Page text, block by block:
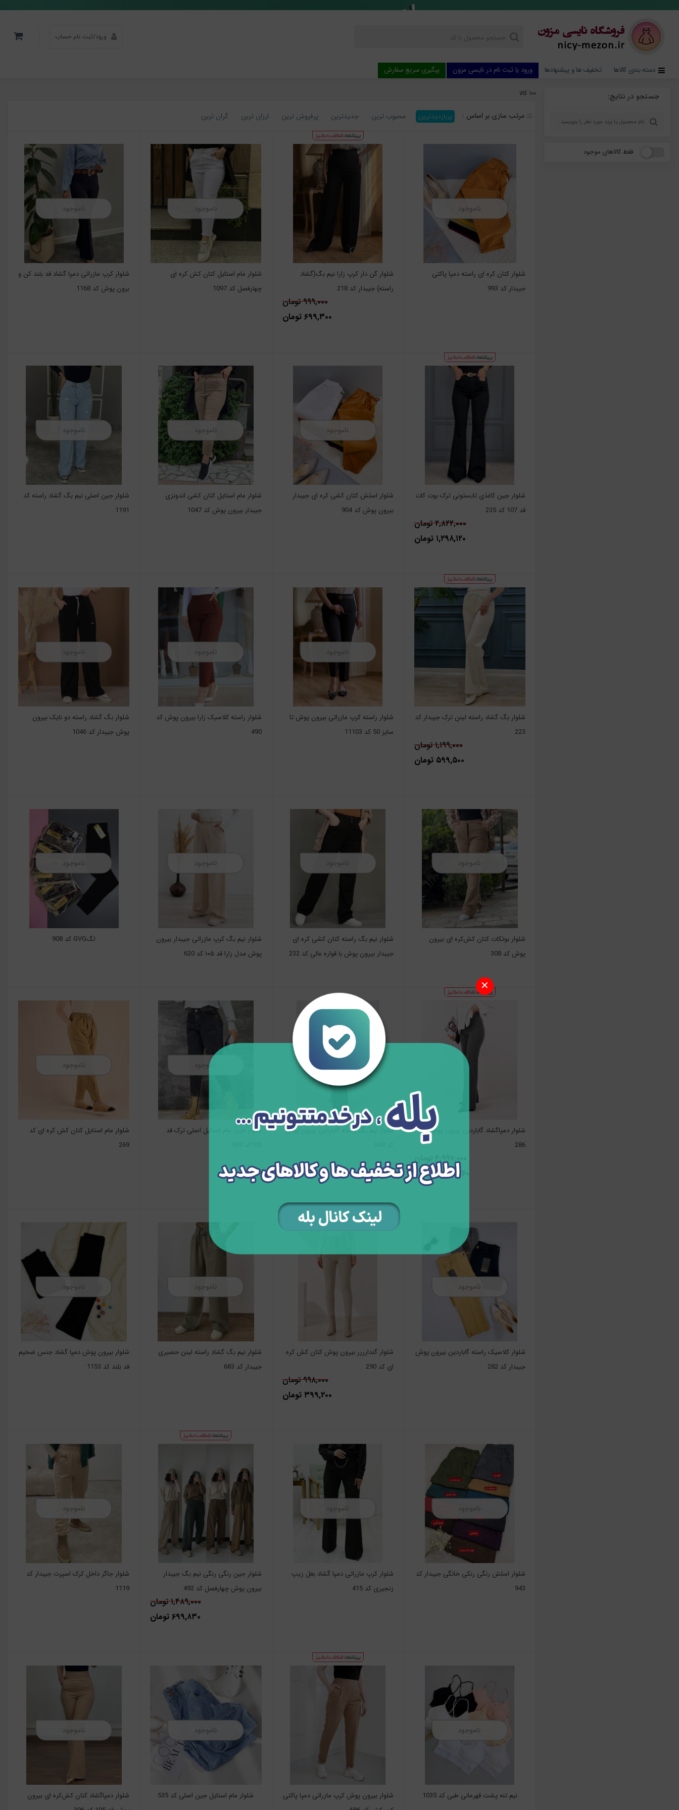
ورود/ثبت نام حساب
دسته بندی کالاها تخفیف ها و پیشنهادها ورود یا ثبت نام در نایسی مزون پیگیری سریع سفارش
جستجو در نتایج:
فقط کالاهای موجود
۱۰۰ کالا
مرتب سازی بر اساس : پربازدیدترین محبوب ترین جدیدترین پرفروش ترین ارزان ترین گران ترین
شلوار کتان کره ای راسته دمپا پاکتی
جیبدار کد 993
ناموجود
شلوار گن دار کرپ زارا نیم بگ(گشاد
راسته) جیبدار کد 218
۹۹۹,۰۰۰ تومان
۶۹۹,۳۰۰ تومان
شلوار مام استایل کتان کش کره ای
چهارفصل کد 1097
ناموجود
شلوار کرپ مازراتی دمپا گشاد قد بلند کن و
برون پوش کد 1168
شلوار جین کاغذی تابستونی ترک بوت کات
قد 107 کد 235
۲,۸۲۲,۰۰۰ تومان
۱,۲۹۸,۱۲۰ تومان
شلوار اسلش کتان کشی کره ای جیبدار
بیرون پوش کد 904
ناموجود
شلوار مام استایل کتان کشی اندونزی
جیبدار بیرون پوش کد 1047
ناموجود
شلوار جین اصلی نیم بگ گشاد راسته کد
1191
ناموجود
شلوار بگ گشاد راسته لینن ترک جیبدار کد
223
۱,۱۹۹,۰۰۰ تومان
۵۹۹,۵۰۰ تومان
شلوار راسته کرپ مازراتی بیرون پوش تا
سایز 50 کد 11103
شلوار راسته کلاسیک زارا بیرون پوش کد
490
شلوار بگ گشاد راسته دو نایک بیرون
پوش جیبدار کد 1046
شلوار بوتکات کتان کش‌کره ای بیرون
پوش کد 308
ناموجود
شلوار نیم بگ راسته کتان کشی کره ای
جیبدار بیرون پوش با قواره عالی کد 232
شلوار نیم بگ کرپ مازراتی جیبدار بیرون
پوش مدل زارا قد ۱۰۵ کد 620
لگGVG کد 908
ناموجود
شلوار دمپاگشاد گاباردین بیرون پوش کد
286
۴,۹۹۷,۰۰۰ تومان
۲,۸۹۸,۲۶۰ تومان
شلوار نیم بگ راسته گاباردین بیرون پوش
شلوار جین مام استايل اصلی ترک قد
ناموجود
شلوار مام استایل کتان کش کره ای کد
269
ناموجود
شلوار کلاسیک راسته گاباردین بیرون پوش
جیبدار کد 282
ناموجود
شلوار گندارررر بیرون پوش کتان کش کره
ای کد 290
۹۹۸,۰۰۰ تومان
۳۹۹,۲۰۰ تومان
شلوار نیم بگ گشاد راسته لینن حصیری
جیبدار کد 683
ناموجود
شلوار بیرون پوش دمپا گشاد جنس ضخیم
قد بلند کد 1153
ناموجود
شلوار اسلش رنگی رنکی خانگی جیبدار کد
943
ناموجود
شلوار کرپ مازراتی دمپا گشاد بغل زیپ
زنجیری کد 415
شلوار جین رنگی رنگی نیم بگ جیبدار
بیرون پوش چهارفصل کد 492
۱,۴۸۹,۰۰۰ تومان
۶۹۹,۸۳۰ تومان
شلوار جاگر داخل کرک اسپرت جیبدار کد
1119
ناموجود
نیم تنه پشت قهرمانی طبی کد 1035
ناموجود
شلوار بیرون پوش کرپ مازراتی دمپا پاکتی
شلوار مام استایل جین اصلی کد 535
ناموجود
شلوار دمپاگشاد کتان کش‌کره ای بیرون
✕